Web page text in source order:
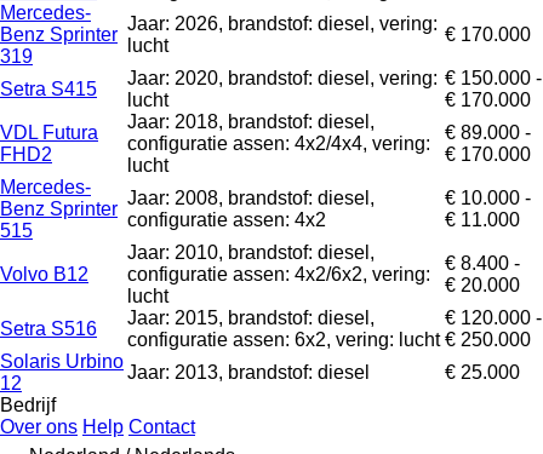
Mercedes-
Benz Sprinter
319
Jaar: 2026, brandstof: diesel, vering:
lucht
€ 170.000
Setra S415
Jaar: 2020, brandstof: diesel, vering:
lucht
€ 150.000 -
€ 170.000
VDL Futura
FHD2
Jaar: 2018, brandstof: diesel,
configuratie assen: 4x2/4x4, vering:
lucht
€ 89.000 -
€ 170.000
Mercedes-
Benz Sprinter
515
Jaar: 2008, brandstof: diesel,
configuratie assen: 4x2
€ 10.000 -
€ 11.000
Volvo B12
Jaar: 2010, brandstof: diesel,
configuratie assen: 4x2/6x2, vering:
lucht
€ 8.400 -
€ 20.000
Setra S516
Jaar: 2015, brandstof: diesel,
configuratie assen: 6x2, vering: lucht
€ 120.000 -
€ 250.000
Solaris Urbino
12
Jaar: 2013, brandstof: diesel
€ 25.000
Bedrijf
Over ons Help Contact